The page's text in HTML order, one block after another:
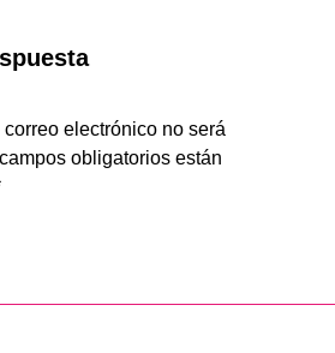
electrónico no será
obligatorios están